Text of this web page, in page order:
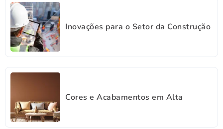
Inovações para o Setor da Construção
Cores e Acabamentos em Alta